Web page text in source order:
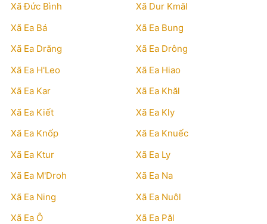
Xã Đức Bình
Xã Dur Kmăl
Xã Ea Bá
Xã Ea Bung
Xã Ea Drăng
Xã Ea Drông
Xã Ea H'Leo
Xã Ea Hiao
Xã Ea Kar
Xã Ea Khăl
Xã Ea Kiết
Xã Ea Kly
Xã Ea Knốp
Xã Ea Knuếc
Xã Ea Ktur
Xã Ea Ly
Xã Ea M'Droh
Xã Ea Na
Xã Ea Ning
Xã Ea Nuôl
Xã Ea Ô
Xã Ea Păl